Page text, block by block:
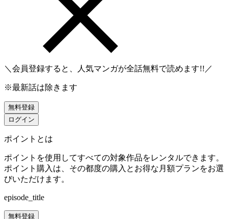
＼会員登録すると、人気マンガが全話無料で読めます!!／
※最新話は除きます
無料登録
ログイン
ポイントとは
ポイントを使用してすべての対象作品をレンタルできます。
ポイント購入は、その都度の購入とお得な月額プランをお選
びいただけます。
episode_title
無料登録